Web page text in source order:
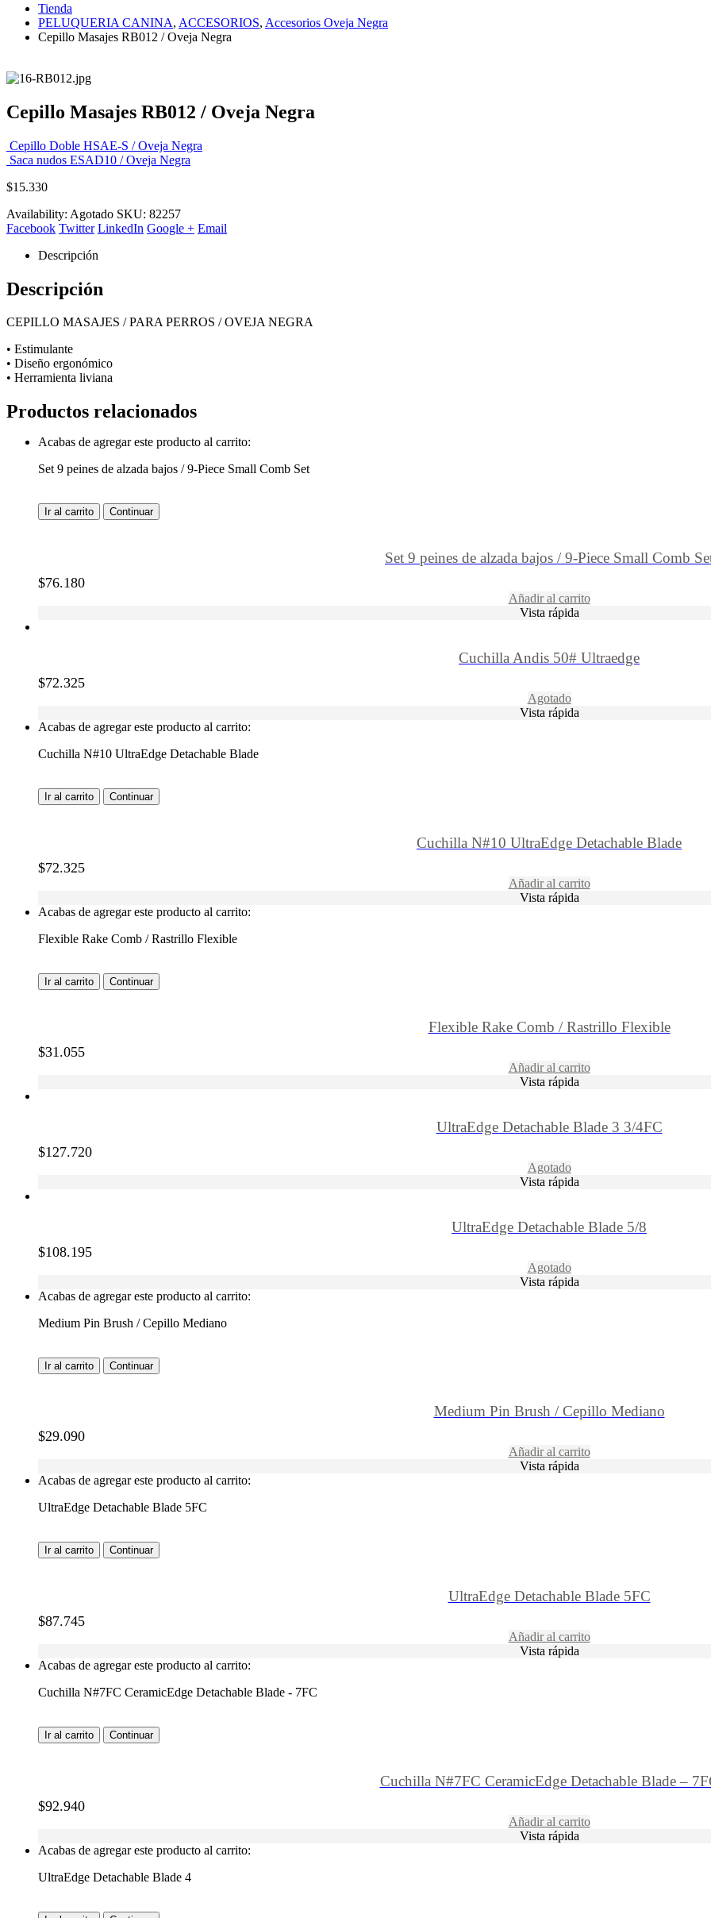
Tienda
PELUQUERIA CANINA, ACCESORIOS, Accesorios Oveja Negra
Cepillo Masajes RB012 / Oveja Negra
Cepillo Masajes RB012 / Oveja Negra
Cepillo Doble HSAE-S / Oveja Negra
Saca nudos ESAD10 / Oveja Negra
$15.330
Availability: Agotado SKU: 82257
Facebook Twitter LinkedIn Google + Email
Descripción
Descripción
CEPILLO MASAJES / PARA PERROS / OVEJA NEGRA
• Estimulante
• Diseño ergonómico
• Herramienta liviana
Productos relacionados
Acabas de agregar este producto al carrito:
Set 9 peines de alzada bajos / 9-Piece Small Comb Set
Ir al carrito Continuar
Set 9 peines de alzada bajos / 9-Piece Small Comb
$76.180
Añadir al carrito
Vista rápida
Cuchilla Andis 50# Ultraedge
$72.325
Agotado
Vista rápida
Acabas de agregar este producto al carrito:
Cuchilla N#10 UltraEdge Detachable Blade
Ir al carrito Continuar
Cuchilla N#10 UltraEdge Detachable Blade
$72.325
Añadir al carrito
Vista rápida
Acabas de agregar este producto al carrito:
Flexible Rake Comb / Rastrillo Flexible
Ir al carrito Continuar
Flexible Rake Comb / Rastrillo Flexible
$31.055
Añadir al carrito
Vista rápida
UltraEdge Detachable Blade 3 3/4FC
$127.720
Agotado
Vista rápida
UltraEdge Detachable Blade 5/8
$108.195
Agotado
Vista rápida
Acabas de agregar este producto al carrito:
Medium Pin Brush / Cepillo Mediano
Ir al carrito Continuar
Medium Pin Brush / Cepillo Mediano
$29.090
Añadir al carrito
Vista rápida
Acabas de agregar este producto al carrito:
UltraEdge Detachable Blade 5FC
Ir al carrito Continuar
UltraEdge Detachable Blade 5FC
$87.745
Añadir al carrito
Vista rápida
Acabas de agregar este producto al carrito:
Cuchilla N#7FC CeramicEdge Detachable Blade - 7FC
Ir al carrito Continuar
Cuchilla N#7FC CeramicEdge Detachable Blade –
$92.940
Añadir al carrito
Vista rápida
Acabas de agregar este producto al carrito:
UltraEdge Detachable Blade 4